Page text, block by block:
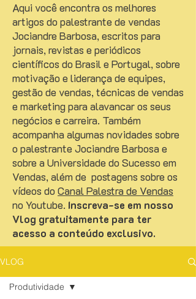
Aqui você encontra os melhores
artigos do palestrante de vendas
Jociandre Barbosa, escritos para
jornais, revistas e periódicos
científicos do Brasil e Portugal, sobre
motivação e liderança de equipes,
gestão de vendas, técnicas de vendas
e marketing para alavancar os seus
negócios e carreira. Também
acompanha algumas novidades sobre
o palestrante Jociandre Barbosa e
sobre a Universidade do Sucesso em
Vendas, além de postagens sobre os
vídeos do Canal Palestra de Vendas
no Youtube. Inscreva-se em nosso
Vlog gratuitamente para ter
acesso a conteúdo exclusivo.
VLOG
Produtividade